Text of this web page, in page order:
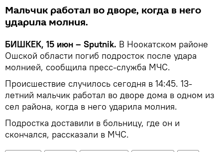
Мальчик работал во дворе, когда в него
ударила молния.
БИШКЕК, 15 июн – Sputnik. В Ноокатском районе
Ошской области погиб подросток после удара
молнией, сообщила пресс-служба МЧС.
Происшествие случилось сегодня в 14:45. 13-
летний мальчик работал во дворе дома в одном из
сел района, когда в него ударила молния.
Подростка доставили в больницу, где он и
скончался, рассказали в МЧС.